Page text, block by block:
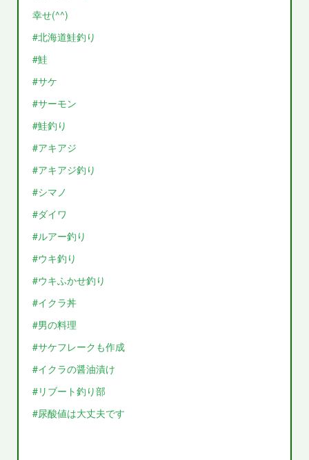
幸せ(^^)
#北海道鮭釣り
#鮭
#サケ
#サーモン
#鮭釣り
#アキアジ
#アキアジ釣り
#シマノ
#ダイワ
#ルアー釣り
#ウキ釣り
#ウキふかせ釣り
#イクラ丼
#男の料理
#サケフレークも作成
#イクラの醤油漬け
#リブート釣り部
#尿酸値は大丈夫です